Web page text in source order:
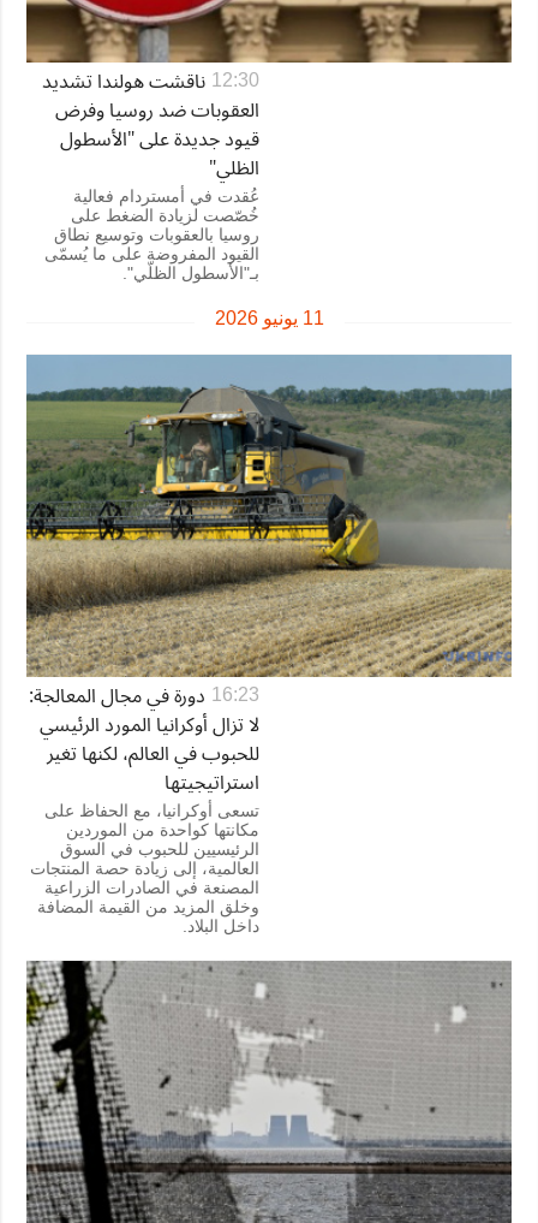
12:30 ناقشت هولندا تشديد
العقوبات ضد روسيا وفرض
قيود جديدة على "الأسطول
الظلي"
عُقدت في أمستردام فعالية
خُصّصت لزيادة الضغط على
روسيا بالعقوبات وتوسيع نطاق
القيود المفروضة على ما يُسمّى
بـ"الأسطول الظلّي".
11 يونيو 2026
16:23 دورة في مجال المعالجة:
لا تزال أوكرانيا المورد الرئيسي
للحبوب في العالم، لكنها تغير
استراتيجيتها
تسعى أوكرانيا، مع الحفاظ على
مكانتها كواحدة من الموردين
الرئيسيين للحبوب في السوق
العالمية، إلى زيادة حصة المنتجات
المصنعة في الصادرات الزراعية
وخلق المزيد من القيمة المضافة
داخل البلاد.